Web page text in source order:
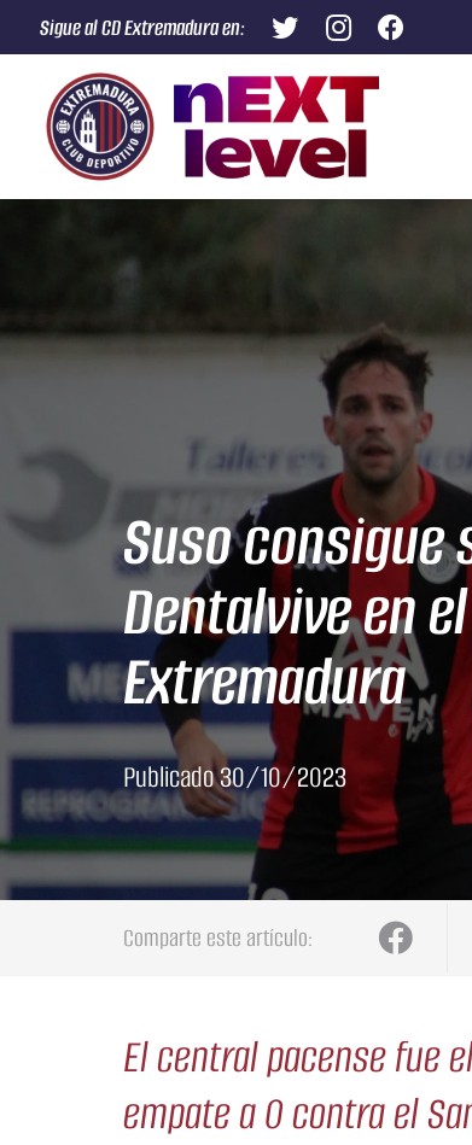
Sigue al CD Extremadura en:
Suso consigue
Dentalvive en
Extremadura
Publicado30/10/2023
Comparte este artículo:
El central pacense fue
empate a 0 contra el